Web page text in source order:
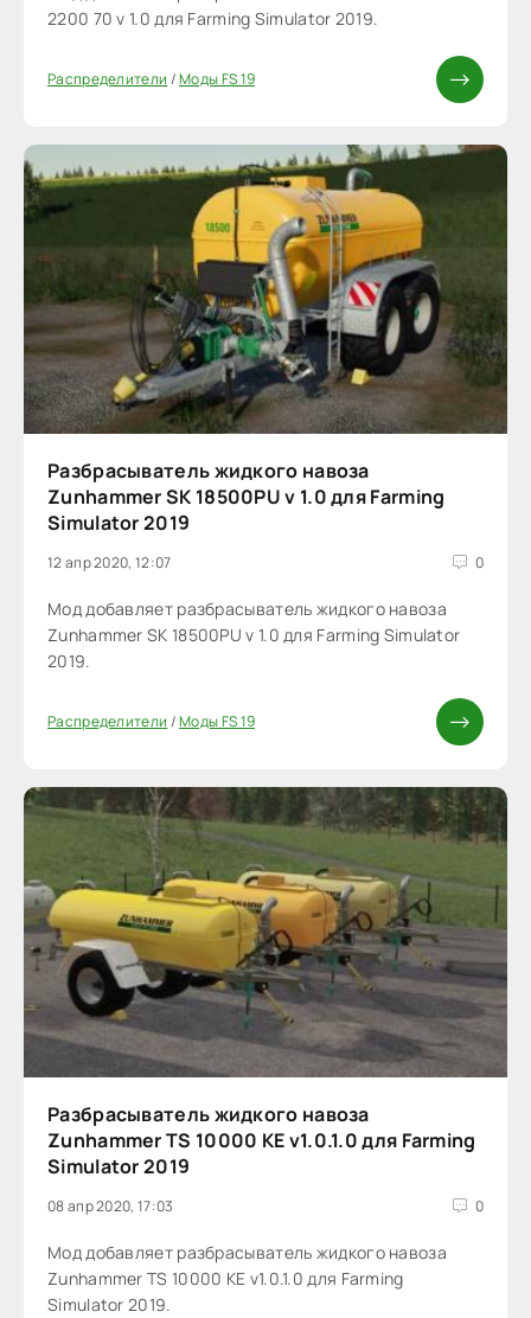
2200 70 v 1.0 для Farming Simulator 2019.
Распределители /Моды FS 19
Разбрасыватель жидкого навоза
Zunhammer SK 18500PU v 1.0 для Farming
Simulator 2019
12 апр 2020, 12:07 0
Мод добавляет разбрасыватель жидкого навоза
Zunhammer SK 18500PU v 1.0 для Farming Simulator
2019.
Распределители /Моды FS 19
Разбрасыватель жидкого навоза
Zunhammer TS 10000 KE v1.0.1.0 для Farming
Simulator 2019
08 апр 2020, 17:03 0
Мод добавляет разбрасыватель жидкого навоза
Zunhammer TS 10000 KE v1.0.1.0 для Farming
Simulator 2019.